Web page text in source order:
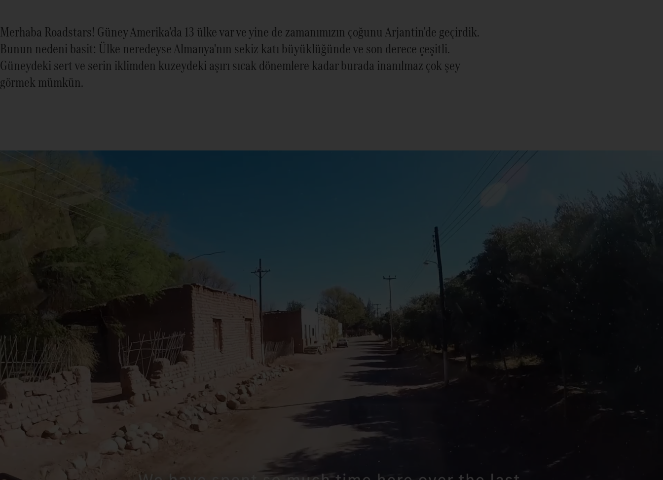
Merhaba Roadstars! Güney Amerika'da 13 ülke var ve yine de zamanımızın çoğunu Arjantin'de geçirdik.
Bunun nedeni basit: Ülke neredeyse Almanya'nın sekiz katı büyüklüğünde ve son derece çeşitli.
Güneydeki sert ve serin iklimden kuzeydeki aşırı sıcak dönemlere kadar burada inanılmaz çok şey
görmek mümkün.